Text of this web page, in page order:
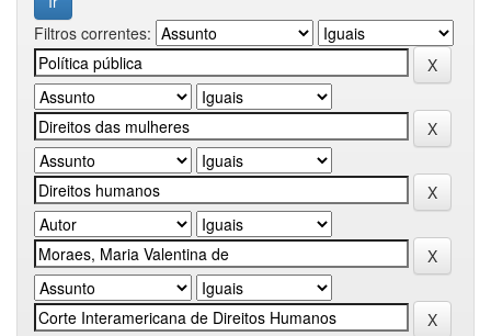
Filtros correntes: